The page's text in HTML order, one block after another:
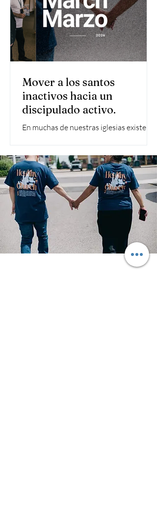
su participación se volvió pasiva.
Mover a los santos
inactivos hacia un
discipulado activo.
En muchas de nuestras iglesias existe un
involucrados en el discipulado, el
servicio o la misión. Aman la iglesia.
Creen en la visión. Pero en algún punto,
su participación se volvió pasiva.